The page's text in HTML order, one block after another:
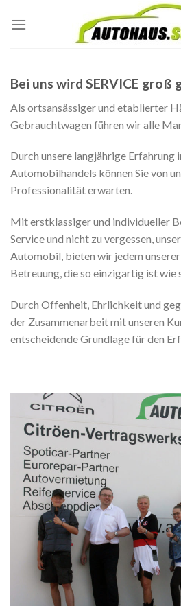
Bei uns wird SERVICE groß
Als ortsansässiger und etablierter
Gebrauchtwagen führen wir alle
Durch unsere langjährige Erfahrung
Automobilhandels können Sie von
Professionalität erwarten.
Mit erstklassiger und individueller
Service und nicht zu vergessen,
Automobil, bieten wir jedem
Betreuung, die so einzigartig ist wie
Durch Offenheit, Ehrlichkeit und
der Zusammenarbeit mit unseren
entscheidende Grundlage für den